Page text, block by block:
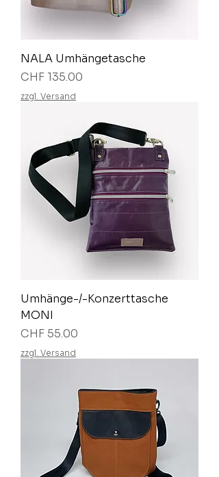
NALA Umhängetasche
Preis
CHF 135.00
zzgl. Versand
Umhänge-/-Konzerttasche
MONI
Preis
CHF 55.00
zzgl. Versand